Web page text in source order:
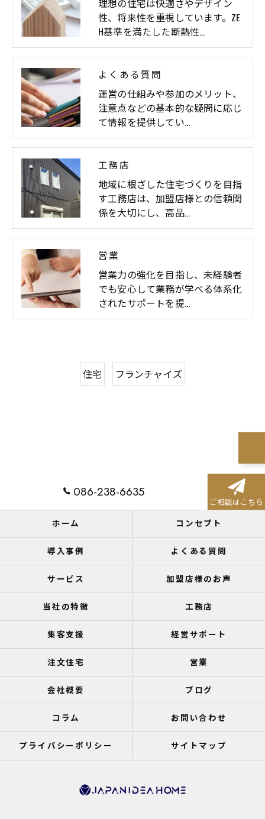
理想の住宅は快適さやデザイン
性、将来性を重視しています。ZE
H基準を満たした断熱性…
よくある質問
運営の仕組みや参加のメリット、
注意点などの基本的な疑問に応じ
て情報を提供してい…
工務店
地域に根ざした住宅づくりを目指
す工務店は、加盟店様との信頼関
係を大切にし、高品…
営業
営業力の強化を目指し、未経験者
でも安心して業務が学べる体系化
されたサポートを提…
住宅 フランチャイズ
086-238-6635
ご相談はこちら
ホーム コンセプト
導入事例 よくある質問
サービス 加盟店様のお声
当社の特徴 工務店
集客支援 経営サポート
注文住宅 営業
会社概要 ブログ
コラム お問い合わせ
プライバシーポリシー サイトマップ